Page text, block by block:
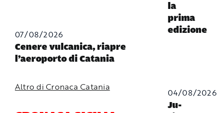
07/08/2026
Cenere vulcanica, riapre
l’aeroporto di Catania
Altro di Cronaca Catania
la
prima
edizione
04/08/2026
Ju-